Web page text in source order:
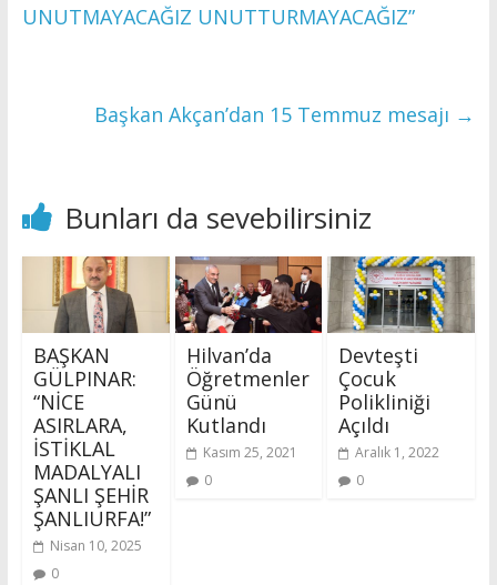
UNUTMAYACAĞIZ UNUTTURMAYACAĞIZ”
Başkan Akçan’dan 15 Temmuz mesajı →
Bunları da sevebilirsiniz
BAŞKAN
GÜLPINAR:
“NİCE
ASIRLARA,
İSTİKLAL
MADALYALI
ŞANLI ŞEHİR
ŞANLIURFA!”
Nisan 10, 2025
0
Hilvan’da
Öğretmenler
Günü
Kutlandı
Kasım 25, 2021
0
Devteşti
Çocuk
Polikliniği
Açıldı
Aralık 1, 2022
0